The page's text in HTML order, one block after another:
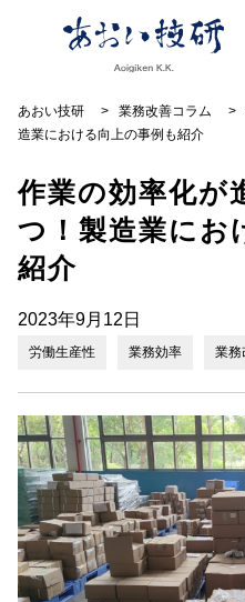
あおい技研 > 業務改善コラム >
造業における向上の事例も紹介
作業の効率化が
つ！製造業にお
紹介
2023年9月12日
労働生産性 業務効率 業務